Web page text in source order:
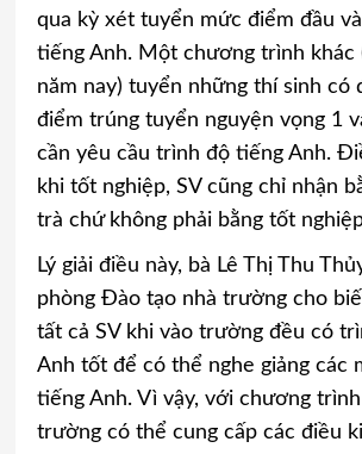
qua kỳ xét tuyển mức điểm đầu
tiếng Anh. Một chương trình khác
năm nay) tuyển những thí sinh có
điểm trúng tuyển nguyện vọng 1
cần yêu cầu trình độ tiếng Anh.
khi tốt nghiệp, SV cũng chỉ nhận
trà chứ không phải bằng tốt
Lý giải điều này, bà Lê Thị Thu
phòng Đào tạo nhà trường cho
tất cả SV khi vào trường đều có
Anh tốt để có thể nghe giảng các
tiếng Anh. Vì vậy, với chương trình
trường có thể cung cấp các điều